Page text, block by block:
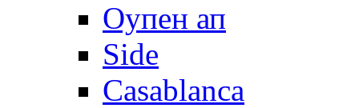
Оупен ап
Side
Casablanca